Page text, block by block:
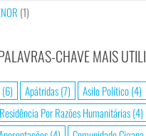
(1)
CHAVE MAIS
(6) Apátridas(7) Asilo Político(4)
Por Razões Humanitárias(4)